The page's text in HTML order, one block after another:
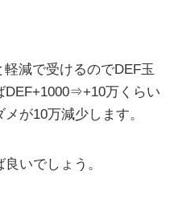
減で受けるのでDEF玉
DEF+1000⇒+10万くらい
が10万減少します。
いでしょう。